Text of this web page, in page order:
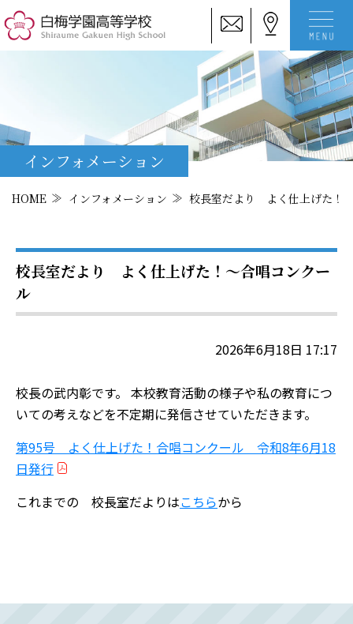
インフォメーション
HOME インフォメーション 校長室だより よく仕上げた！
校長室だより よく仕上げた！～合唱コンクー
ル
2026年6月18日 17:17
校長の武内彰です。 本校教育活動の様子や私の教育につ
いての考えなどを不定期に発信させていただきます。
第95号 よく仕上げた！合唱コンクール 令和8年6月18
日発行
これまでの 校長室だよりはこちらから